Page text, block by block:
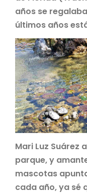
años se
últimos años
Mari Luz Suárez
parque, y
mascotas
cada año, ya sé